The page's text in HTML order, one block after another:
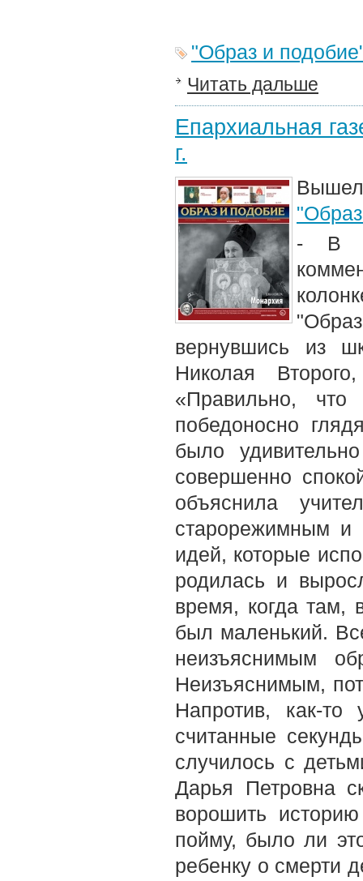
"Образ и
Читать дальше
Епархиальная
г.
Вышел
- В
вернувшись из
Николая
«Правильно,
победоносно
было
совершенно
объяснила
старорежимным и
идей, которые
родилась и
время, когда там,
был маленький.
неизъяснимым
Неизъяснимым,
Напротив, как-
считанные
случилось с
Дарья Петровна
ворошить
пойму, было ли
ребенку о смерти